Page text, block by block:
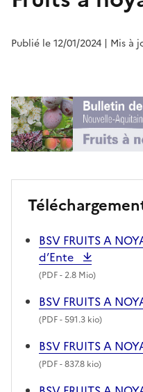
Publié le 12/01/2024 | Mis à
BSV FRUITS A
d’Ente
(PDF- 2.8 Mio)
BSV FRUITS A
(PDF- 591.3 kio)
BSV FRUITS A
(PDF- 837.8 kio)